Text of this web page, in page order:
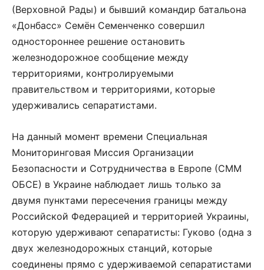
(Верховной Рады) и бывший командир батальона
«Донбасс» Семён Семенченко совершил
одностороннее решение остановить
железнодорожное сообщение между
территориями, контролируемыми
правительством и территориями, которые
удерживались сепаратистами.
На данный момент времени Специальная
Мониторинговая Миссия Организации
Безопасности и Сотрудничества в Европе (СММ
ОБСЕ) в Украине наблюдает лишь только за
двумя пунктами пересечения границы между
Российской Федерацией и территорией Украины,
которую удерживают сепаратисты: Гуково (одна з
двух железнодорожных станций, которые
соединены прямо с удерживаемой сепаратистами